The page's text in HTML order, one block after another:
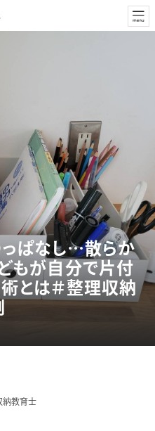
ぱなし…散らか
もが自分で片付
とは＃整理収納
納教育士